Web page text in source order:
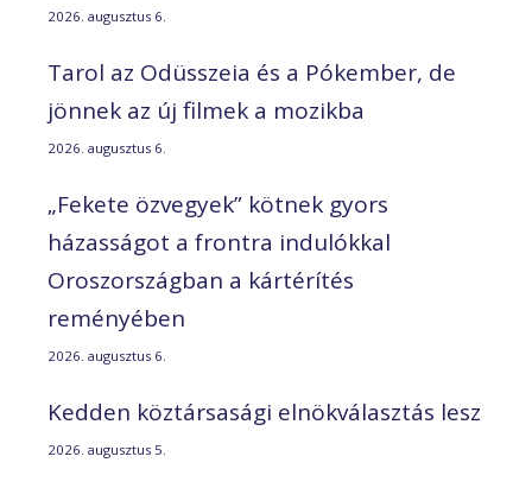
2026. augusztus 6.
Tarol az Odüsszeia és a Pókember, de
jönnek az új filmek a mozikba
2026. augusztus 6.
„Fekete özvegyek” kötnek gyors
házasságot a frontra indulókkal
Oroszországban a kártérítés
reményében
2026. augusztus 6.
Kedden köztársasági elnökválasztás lesz
2026. augusztus 5.